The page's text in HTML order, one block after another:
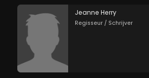
Jeanne Herry
Regisseur / Schrijver